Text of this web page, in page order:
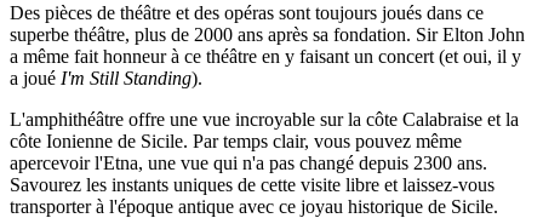
Des pièces de théâtre et des opéras sont toujours joués dans ce
superbe théâtre, plus de 2000 ans après sa fondation. Sir Elton John
a même fait honneur à ce théâtre en y faisant un concert (et oui, il y
a joué I'm Still Standing).
L'amphithéâtre offre une vue incroyable sur la côte Calabraise et la
côte Ionienne de Sicile. Par temps clair, vous pouvez même
apercevoir l'Etna, une vue qui n'a pas changé depuis 2300 ans.
Savourez les instants uniques de cette visite libre et laissez-vous
transporter à l'époque antique avec ce joyau historique de Sicile.